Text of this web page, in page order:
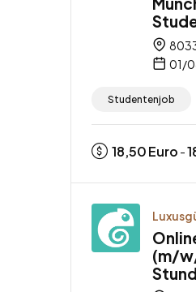
01/
Studentenjob
18,50Euro -
(m/